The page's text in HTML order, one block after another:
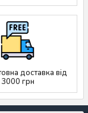
доставка від
3000 грн